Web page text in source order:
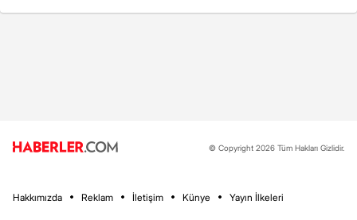
© Copyright 2026 Tüm Hakları Gizlidir.
Hakkımızda Reklam İletişim Künye Yayın İlkeleri